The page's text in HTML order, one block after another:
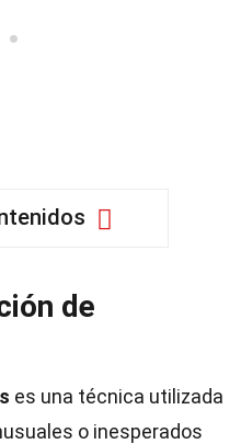
de
es una técnica utilizada
o inesperados